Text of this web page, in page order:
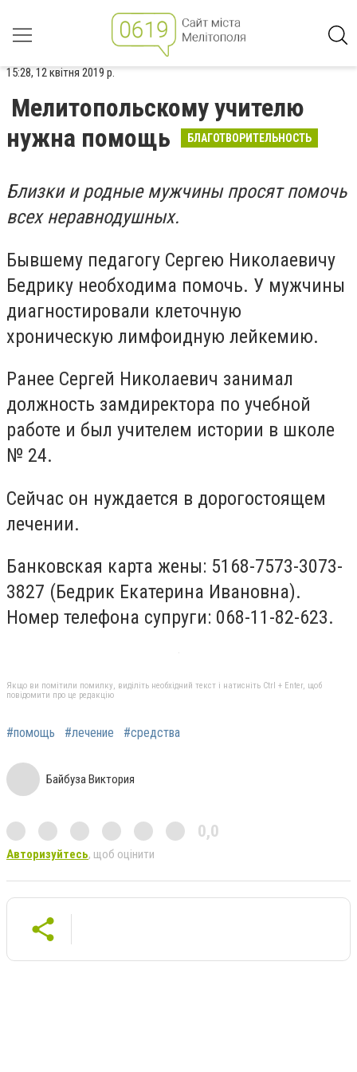
15:28, 12 квітня 2019 р.
Мелитопольскому учителю
нужна помощь
БЛАГОТВОРИТЕЛЬНОСТЬ
Близки и родные мужчины просят помочь
всех неравнодушных.
Бывшему педагогу Сергею Николаевичу
Бедрику необходима помочь. У мужчины
диагностировали клеточную
хроническую лимфоидную лейкемию.
Ранее Сергей Николаевич занимал
должность замдиректора по учебной
работе и был учителем истории в школе
№ 24.
Сейчас он нуждается в дорогостоящем
лечении.
Банковская карта жены: 5168-7573-3073-
3827 (Бедрик Екатерина Ивановна).
Номер телефона супруги: 068-11-82-623.
Якщо ви помітили помилку, виділіть необхідний текст і натисніть Ctrl + Enter, щоб
повідомити про це редакцію
#помощь #лечение #средства
Байбуза Виктория
0,0
Авторизуйтесь, щоб оцінити